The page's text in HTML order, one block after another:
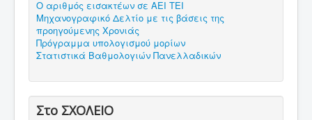
Ο αριθμός εισακτέων σε ΑΕΙ ΤΕΙ
Μηχανογραφικό Δελτίο με τις βάσεις της
προηγούμενης Χρονιάς
Πρόγραμμα υπολογισμού μορίων
Στατιστικά Βαθμολογιών Πανελλαδικών
Στο ΣΧΟΛΕΙΟ